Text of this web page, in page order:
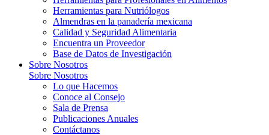
Herramientas para Nutriólogos
Almendras en la panadería mexicana
Calidad y Seguridad Alimentaria
Encuentra un Proveedor
Base de Datos de Investigación
Sobre Nosotros
Sobre Nosotros
Lo que Hacemos
Conoce al Consejo
Sala de Prensa
Publicaciones Anuales
Contáctanos